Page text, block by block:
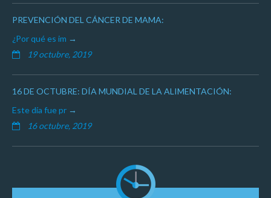
PREVENCIÓN DEL CÁNCER DE MAMA:
¿Por qué es im
19 octubre, 2019
16 DE OCTUBRE: DÍA MUNDIAL DE LA ALIMENTACIÓN:
Este día fue pr
16 octubre, 2019